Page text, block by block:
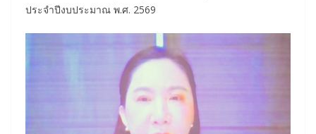
ประจำปีงบประมาณ พ.ศ. 2569